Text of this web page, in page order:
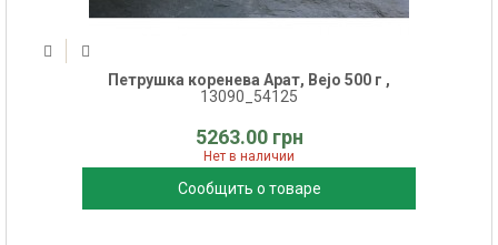
Петрушка коренева Арат, Bejo 500 г ,
13090_54125
5263.00 грн
Нет в наличии
Сообщить о товаре